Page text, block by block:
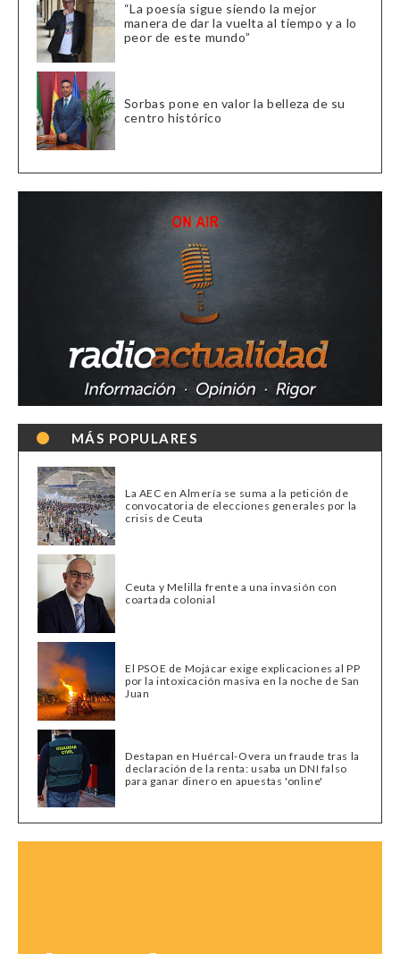
“La poesía sigue siendo la mejor
manera de dar la vuelta al tiempo y a lo
peor de este mundo”
Sorbas pone en valor la belleza de su
centro histórico
MÁS POPULARES
La AEC en Almería se suma a la petición de
convocatoria de elecciones generales por la
crisis de Ceuta
Ceuta y Melilla frente a una invasión con
coartada colonial
El PSOE de Mojácar exige explicaciones al PP
por la intoxicación masiva en la noche de San
Juan
Destapan en Huércal-Overa un fraude tras la
declaración de la renta: usaba un DNI falso
para ganar dinero en apuestas 'online'